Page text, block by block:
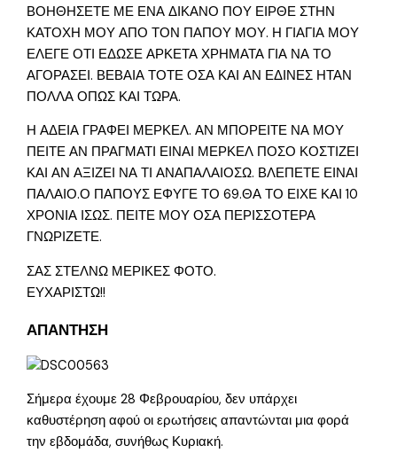
ΒΟΗΘΗΣΕΤΕ ΜΕ ΕΝΑ ΔΙΚΑΝΟ ΠΟΥ ΕΙΡΘΕ ΣΤΗΝ
ΚΑΤΟΧΗ ΜΟΥ ΑΠΟ ΤΟΝ ΠΑΠΟΥ ΜΟΥ. Η ΓΙΑΓΙΑ ΜΟΥ
ΕΛΕΓΕ ΟΤΙ ΕΔΩΣΕ ΑΡΚΕΤΑ ΧΡΗΜΑΤΑ ΓΙΑ ΝΑ ΤΟ
ΑΓΟΡΑΣΕΙ. ΒΕΒΑΙΑ ΤΟΤΕ ΟΣΑ ΚΑΙ ΑΝ ΕΔΙΝΕΣ ΗΤΑΝ
ΠΟΛΛΑ ΟΠΩΣ ΚΑΙ ΤΩΡΑ.
Η ΑΔΕΙΑ ΓΡΑΦΕΙ ΜΕΡΚΕΛ. ΑΝ ΜΠΟΡΕΙΤΕ ΝΑ ΜΟΥ
ΠΕΙΤΕ ΑΝ ΠΡΑΓΜΑΤΙ ΕΙΝΑΙ ΜΕΡΚΕΛ ΠΟΣΟ ΚΟΣΤΙΖΕΙ
ΚΑΙ ΑΝ ΑΞΙΖΕΙ ΝΑ ΤΙ ΑΝΑΠΑΛΑΙΟΣΩ. ΒΛΕΠΕΤΕ ΕΙΝΑΙ
ΠΑΛΑΙΟ.Ο ΠΑΠΟΥΣ ΕΦΥΓΕ ΤΟ 69.ΘΑ ΤΟ ΕΙΧΕ ΚΑΙ 10
ΧΡΟΝΙΑ ΙΣΩΣ. ΠΕΙΤΕ ΜΟΥ ΟΣΑ ΠΕΡΙΣΣΟΤΕΡΑ
ΓΝΩΡΙΖΕΤΕ.
ΣΑΣ ΣΤΕΛΝΩ ΜΕΡΙΚΕΣ ΦΟΤΟ.
ΕΥΧΑΡΙΣΤΩ!!
ΑΠΑΝΤΗΣΗ
Σήμερα έχουμε 28 Φεβρουαρίου, δεν υπάρχει
καθυστέρηση αφού οι ερωτήσεις απαντώνται μια φορά
την εβδομάδα, συνήθως Κυριακή.